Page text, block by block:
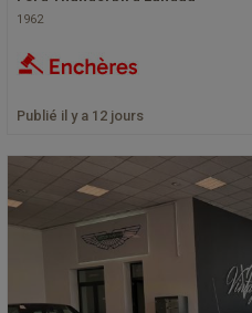
1962
Publié il y a 12 jours